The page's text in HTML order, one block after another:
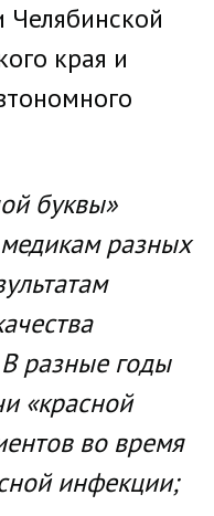
края и
буквы»
разных
разные годы
«красной
во время
инфекции;